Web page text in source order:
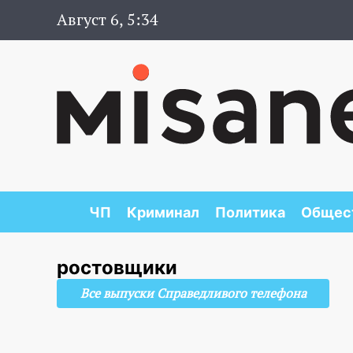
Август 6, 5:34
ЧП Криминал Политика
ростовщики
Все выпуски Справедливого телефона